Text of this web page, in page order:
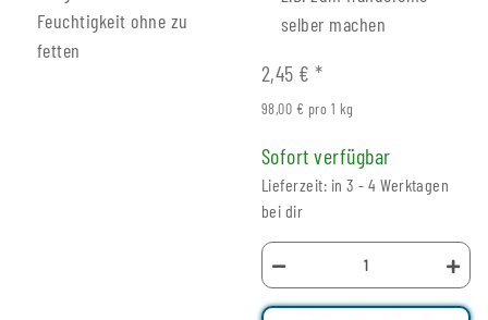
Feuchtigkeit ohne zu
fetten
selber machen
2,45 €*
98,00 € pro 1 kg
Sofort verfügbar
Lieferzeit: in 3 - 4 Werktagen
bei dir